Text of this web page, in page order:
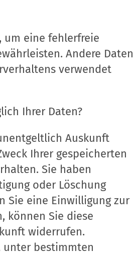
um eine fehlerfreie
Andere Daten
verwendet
Ihrer Daten?
Auskunft
Ihrer gespeicherten
Sie haben
oder Löschung
Sie eine Einwilligung zur
können Sie diese
widerrufen.
unter bestimmten